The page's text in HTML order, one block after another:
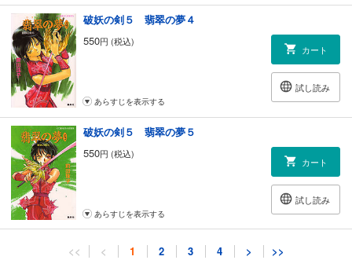
破妖の剣５ 翡翠の夢４
550円 (税込)
カート
試し読み
あらすじを表示する
破妖の剣５ 翡翠の夢５
550円 (税込)
カート
試し読み
あらすじを表示する
破妖の剣６ 鬱金の暁闇１
<< < 1 2 3 4 > >>